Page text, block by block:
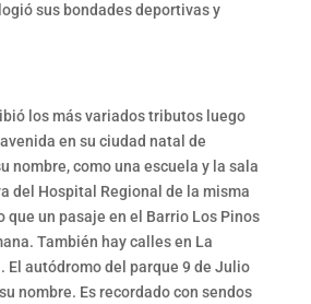
sus bondades deportivas y
los más variados tributos luego
en su ciudad natal de
nombre, como una escuela y la sala
del Hospital Regional de la misma
que un pasaje en el Barrio Los Pinos
También hay calles en La
El autódromo del parque 9 de Julio
nombre. Es recordado con sendos